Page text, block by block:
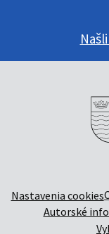
Nastavenia cookies
Autorské